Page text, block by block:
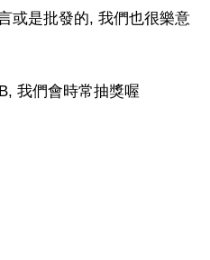
或是批發的, 我們也很樂意
我們會時常抽獎喔